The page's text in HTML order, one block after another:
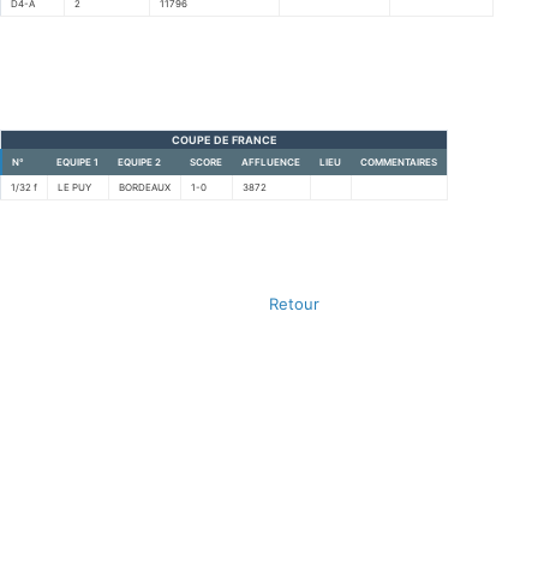
D4-A 2 11796
COUPE DE FRANCE
N° EQUIPE 1 EQUIPE 2 SCORE AFFLUENCE LIEU COMMENTAIRES
1/32 f LE PUY BORDEAUX 1-0 3872
Retour